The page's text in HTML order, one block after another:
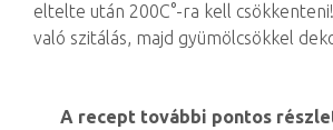
eltelte után 200C°-ra kell
való szitálás, majd gyümölcsökkel
A recept további pontos